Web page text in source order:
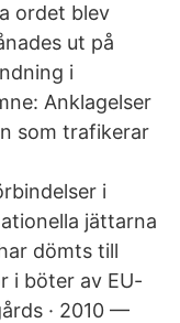
ordet blev
ut på
i
Anklagelser
som trafikerar
i
jättarna
dömts till
i böter av EU-
· 2010 —